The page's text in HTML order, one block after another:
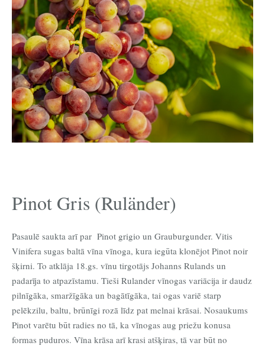
Pinot Gris (Ruländer)
Pasaulē saukta arī par Pinot grigio un Grauburgunder. Vitis
Vinifera sugas baltā vīna vīnoga, kura iegūta klonējot Pinot noir
šķirni. To atklāja 18.gs. vīnu tirgotājs Johanns Rulands un
padarīja to atpazīstamu. Tieši Rulander vīnogas variācija ir daudz
pilnīgāka, smaržīgāka un bagātīgāka, tai ogas variē starp
pelēkzilu, baltu, brūnīgi rozā līdz pat melnai krāsai. Nosaukums
Pinot varētu būt radies no tā, ka vīnogas aug priežu konusa
formas puduros. Vīna krāsa arī krasi atšķiras, tā var būt no